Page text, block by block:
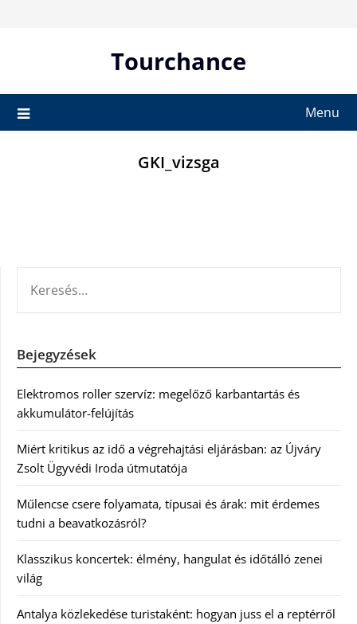
Tourchance
Menu
GKI_vizsga
Bejegyzések
Elektromos roller szervíz: megelőző karbantartás és
akkumulátor-felújítás
Miért kritikus az idő a végrehajtási eljárásban: az Újváry
Zsolt Ügyvédi Iroda útmutatója
Műlencse csere folyamata, típusai és árak: mit érdemes
tudni a beavatkozásról?
Klasszikus koncertek: élmény, hangulat és időtálló zenei
világ
Antalya közlekedése turistaként: hogyan juss el a reptérről